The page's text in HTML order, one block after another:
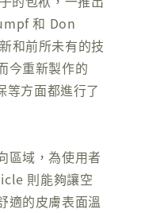
和 Don
和前所未有的技
今重新製作的
方面都進行了
區域，為使用者
則能夠讓空
適的皮膚表面溫